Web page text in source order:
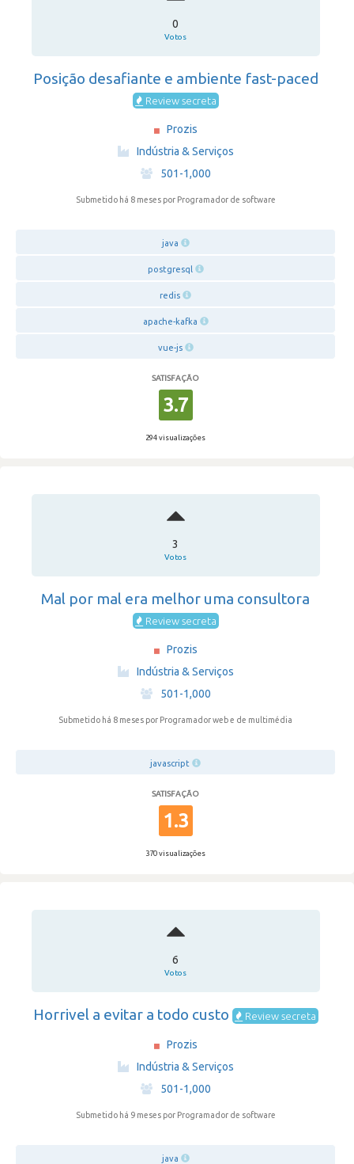
0
Votos
Posição desafiante e ambiente fast-paced
Review secreta
Prozis
Indústria & Serviços
·
501-1,000
Submetido há 8 meses por Programador de software
java
postgresql
redis
apache-kafka
vue-js
SATISFAÇÃO
3.7
294 visualizações
3
Votos
Mal por mal era melhor uma consultora
Review secreta
Prozis
Indústria & Serviços
·
501-1,000
Submetido há 8 meses por Programador web e de multimédia
javascript
SATISFAÇÃO
1.3
370 visualizações
6
Votos
Horrivel a evitar a todo custo Review secreta
Prozis
Indústria & Serviços
·
501-1,000
Submetido há 9 meses por Programador de software
java